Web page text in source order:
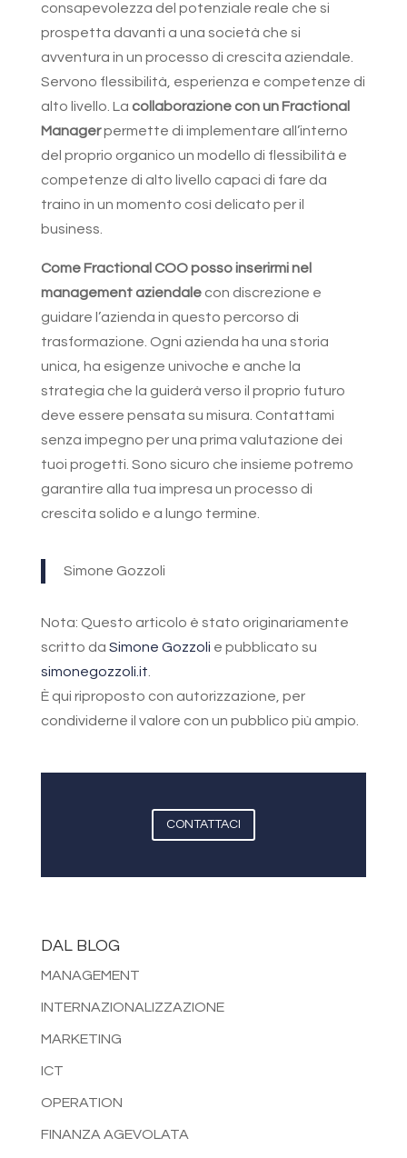
consapevolezza del potenziale reale che si
prospetta davanti a una società che si
avventura in un processo di crescita aziendale.
Servono flessibilità, esperienza e competenze di
alto livello. La collaborazione con un Fractional
Managerpermette di implementare all’interno
del proprio organico un modello di flessibilità e
competenze di alto livello capaci di fare da
traino in un momento così delicato per il
business.
Come Fractional COO posso inserirmi nel
management aziendalecon discrezione e
guidare l’azienda in questo percorso di
trasformazione. Ogni azienda ha una storia
unica, ha esigenze univoche e anche la
strategia che la guiderà verso il proprio futuro
deve essere pensata su misura. Contattami
senza impegno per una prima valutazione dei
tuoi progetti. Sono sicuro che insieme potremo
garantire alla tua impresa un processo di
crescita solido e a lungo termine.
Simone Gozzoli
Nota: Questo articolo è stato originariamente
scritto da Simone Gozzoli e pubblicato su
simonegozzoli.it
È qui riproposto con autorizzazione, per
condividerne il valore con un pubblico più ampio.
CONTATTACI
DAL BLOG
MANAGEMENT
INTERNAZIONALIZZAZIONE
MARKETING
ICT
OPERATION
FINANZA AGEVOLATA